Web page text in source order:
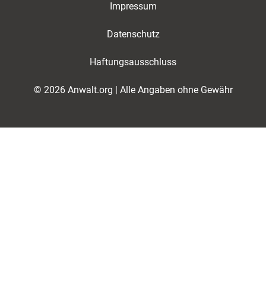
Impressum
Datenschutz
Haftungsausschluss
© 2026 Anwalt.org | Alle Angaben ohne Gewähr